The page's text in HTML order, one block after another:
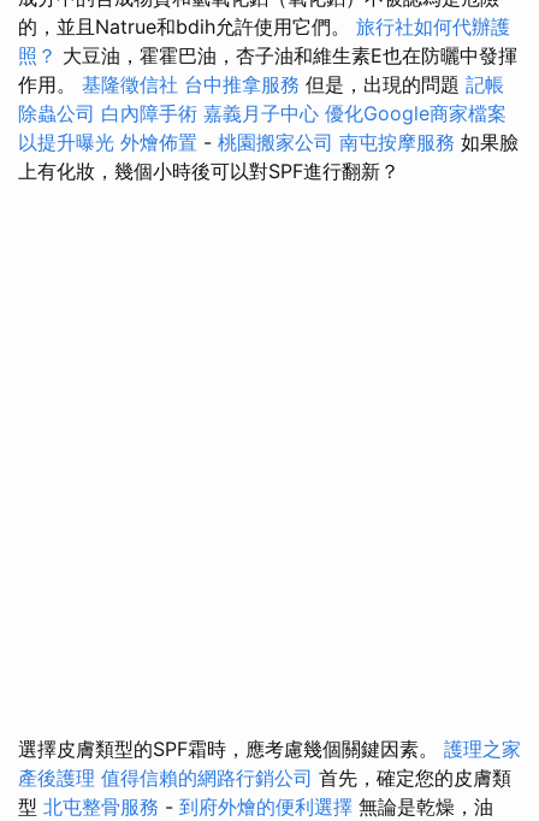
的，並且Natrue和bdih允許使用它們。 旅行社如何代辦護
照？ 大豆油，霍霍巴油，杏子油和維生素E也在防曬中發揮
作用。 基隆徵信社 台中推拿服務 但是，出現的問題 記帳
除蟲公司 白內障手術 嘉義月子中心 優化Google商家檔案
以提升曝光 外燴佈置 - 桃園搬家公司 南屯按摩服務 如果臉
上有化妝，幾個小時後可以對SPF進行翻新？
選擇皮膚類型的SPF霜時，應考慮幾個關鍵因素。 護理之家
產後護理 值得信賴的網路行銷公司 首先，確定您的皮膚類
型 北屯整骨服務 - 到府外燴的便利選擇 無論是乾燥，油